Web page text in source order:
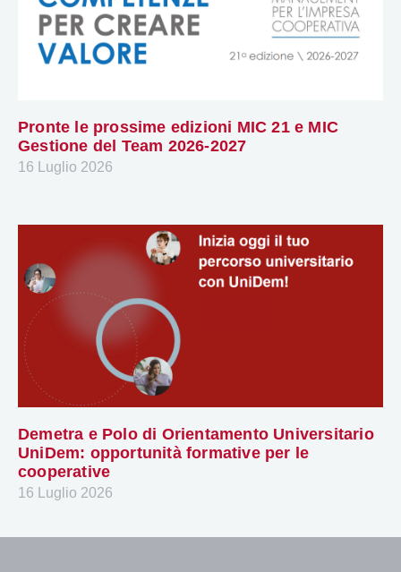
Pronte le prossime edizioni MIC 21 e MIC
Gestione del Team 2026-2027
16 Luglio 2026
Demetra e Polo di Orientamento Universitario
UniDem: opportunità formative per le
cooperative
16 Luglio 2026